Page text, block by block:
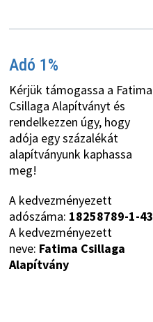
Adó 1%
Kérjük támogassa a Fatima
Csillaga Alapítványt és
rendelkezzen úgy, hogy
adója egy százalékát
alapítványunk kaphassa
meg!
A kedvezményezett
adószáma: 18258789-1-43
A kedvezményezett
neve: Fatima Csillaga
Alapítvány